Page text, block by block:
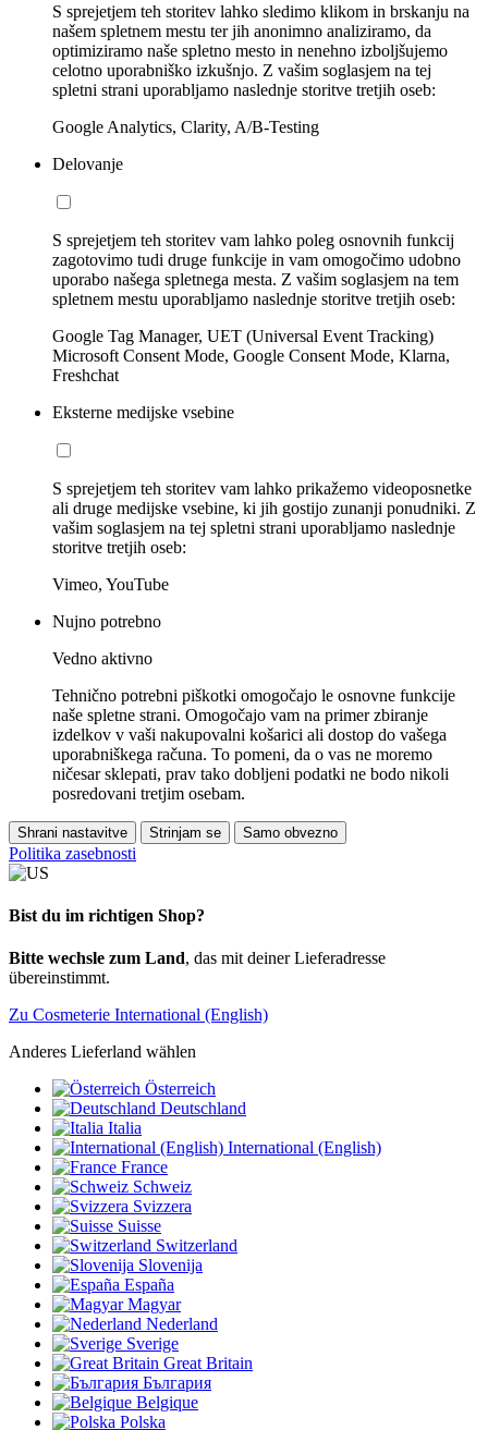
S sprejetjem teh storitev lahko sledimo klikom in brskanju na
našem spletnem mestu ter jih anonimno analiziramo, da
optimiziramo naše spletno mesto in nenehno izboljšujemo
celotno uporabniško izkušnjo. Z vašim soglasjem na tej
spletni strani uporabljamo naslednje storitve tretjih oseb:
Google Analytics, Clarity, A/B-Testing
Delovanje
S sprejetjem teh storitev vam lahko poleg osnovnih funkcij
zagotovimo tudi druge funkcije in vam omogočimo udobno
uporabo našega spletnega mesta. Z vašim soglasjem na tem
spletnem mestu uporabljamo naslednje storitve tretjih oseb:
Google Tag Manager, UET (Universal Event Tracking)
Microsoft Consent Mode, Google Consent Mode, Klarna,
Freshchat
Eksterne medijske vsebine
S sprejetjem teh storitev vam lahko prikažemo videoposnetke
ali druge medijske vsebine, ki jih gostijo zunanji ponudniki. Z
vašim soglasjem na tej spletni strani uporabljamo naslednje
storitve tretjih oseb:
Vimeo, YouTube
Nujno potrebno
Vedno aktivno
Tehnično potrebni piškotki omogočajo le osnovne funkcije
naše spletne strani. Omogočajo vam na primer zbiranje
izdelkov v vaši nakupovalni košarici ali dostop do vašega
uporabniškega računa. To pomeni, da o vas ne moremo
ničesar sklepati, prav tako dobljeni podatki ne bodo nikoli
posredovani tretjim osebam.
Shrani nastavitve Strinjam se Samo obvezno
Politika zasebnosti
Bist du im richtigen Shop?
Bitte wechsle zum Land, das mit deiner Lieferadresse
übereinstimmt.
Zu Cosmeterie International (English)
Anderes Lieferland wählen
Österreich
Deutschland
Italia
International (English)
France
Schweiz
Svizzera
Suisse
Switzerland
Slovenija
España
Magyar
Nederland
Sverige
Great Britain
България
Belgique
Polska